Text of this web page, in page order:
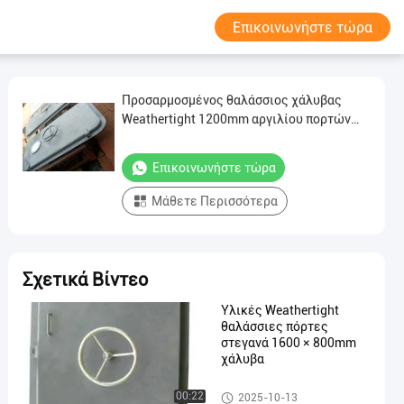
Επικοινωνήστε τώρα
Προσαρμοσμένος θαλάσσιος χάλυβας
Weathertight 1200mm αργιλίου πορτών
Επικοινωνήστε τώρα
Μάθετε Περισσότερα
Σχετικά Βίντεο
00:22
Υλικές Weathertight
θαλάσσιες πόρτες
στεγανά 1600 × 800mm
χάλυβα
θαλάσσιες πόρτες
2025-10-13